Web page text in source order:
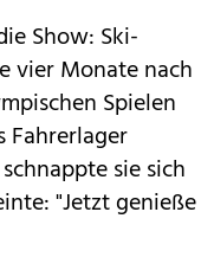
Show: Ski-
vier Monate nach
Spielen
Fahrerlager
sie sich
"Jetzt genieße